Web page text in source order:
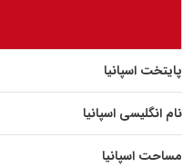
پایتخت اسپانیا
نام انگلیسی اسپانیا
مساحت اسپانیا